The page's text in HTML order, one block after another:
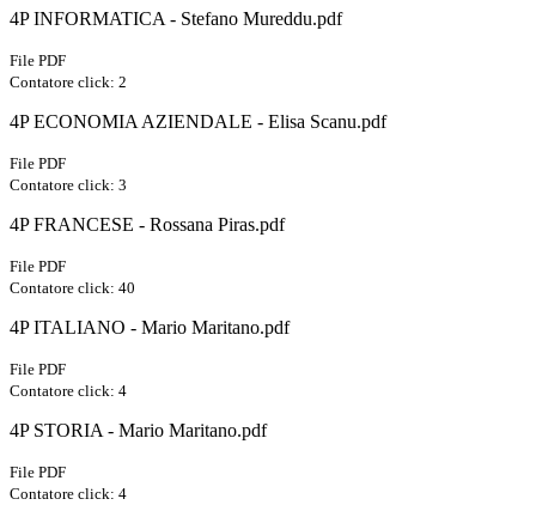
4P INFORMATICA - Stefano Mureddu.pdf
File PDF
Contatore click: 2
4P ECONOMIA AZIENDALE - Elisa Scanu.pdf
File PDF
Contatore click: 3
4P FRANCESE - Rossana Piras.pdf
File PDF
Contatore click: 40
4P ITALIANO - Mario Maritano.pdf
File PDF
Contatore click: 4
4P STORIA - Mario Maritano.pdf
File PDF
Contatore click: 4